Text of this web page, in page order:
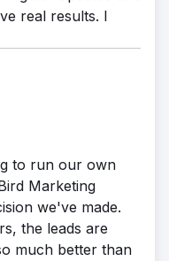
real results. I
to run our own
Marketing
we've made.
the leads are
much better than